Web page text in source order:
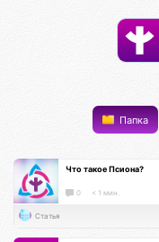
Папка
Что такое Псиона?
0 < 1 мин.
Статья